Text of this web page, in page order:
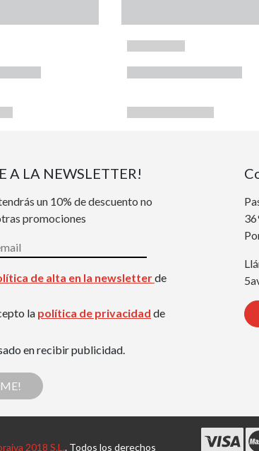
A LA NEWSLETTER!
un 10% de descuento no
promociones
de alta en la newsletterde
la política de privacidad de
en recibir publicidad.
2018 S.L.. Todos los derechos